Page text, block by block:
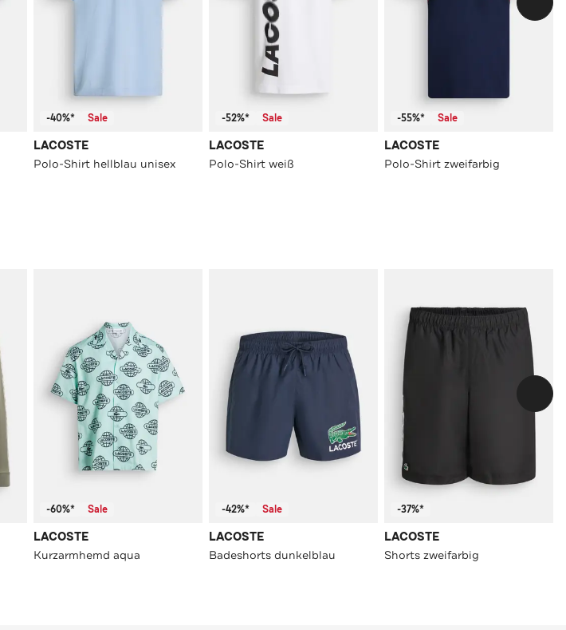
-40%* Sale
LACOSTE
Polo-Shirt hellblau unisex
-52%* Sale
LACOSTE
Polo-Shirt weiß
-55%* Sale
LACOSTE
Polo-Shirt zweifarbig
-60%* Sale
LACOSTE
Kurzarmhemd aqua
-42%* Sale
LACOSTE
Badeshorts dunkelblau
-37%*
LACOSTE
Shorts zweifarbig